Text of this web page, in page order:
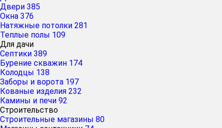
Двери 385
Окна 376
Натяжные потолки 281
Теплые полы 109
Для дачи
Септики 389
Бурение скважин 174
Колодцы 138
Заборы и ворота 197
Кованые изделия 232
Камины и печи 92
Строительство
Строительные магазины 80